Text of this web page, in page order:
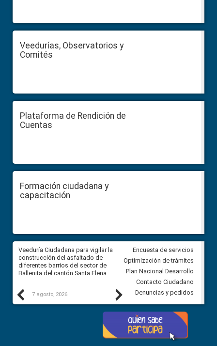
Veedurías, Observatorios y
Comités
Plataforma de Rendición de
Cuentas
Formación ciudadana y
capacitación
Previous
Veeduría Ciudadana para vigilar la
construcción del asfaltado de
diferentes barrios del sector de
Ballenita del cantón Santa Elena
7 agosto, 2026
Veeduría Ciudadana para
Concurso Público de Méritos
Jueces de la Corte Nacional
Justicia
7 agosto, 2026
Next
Encuesta de servicios
Optimización de trámites
Plan Nacional Desarrollo
Contacto Ciudadano
Denuncias y pedidos